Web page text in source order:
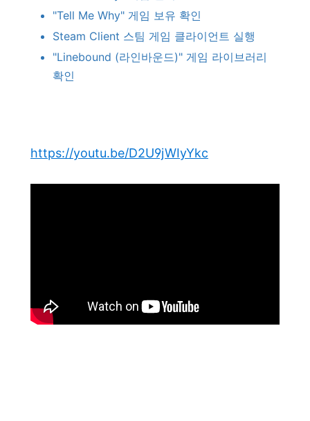
"Tell Me Why" 게임 보유 확인
Steam Client 스팀 게임 클라이언트 실행
"Linebound (라인바운드)" 게임 라이브러리
확인
https://youtu.be/D2U9jWIyYkc